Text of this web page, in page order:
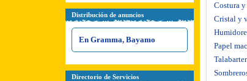
Distribución de anuncios
En Gramma, Bayamo
Directorio de Servicios
Costura
Cristal y
Papel